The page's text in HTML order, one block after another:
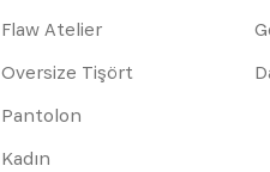
Flaw Atelier
Oversize Tişört
Pantolon
Kadın